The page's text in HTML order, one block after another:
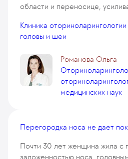
области и переносице,
Клиника
головы и шеи
Романова Ольга
медицинских наук
Перегородка носа не дает
Почти 30 лет женщина жила с
заложенностью носа,